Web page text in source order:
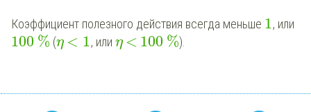
Коэффициент полезного действия всегда меньше 1, или
100 % (η < 1, или η < 100 %).